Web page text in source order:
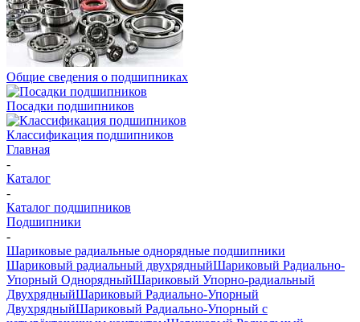
Общие сведения о подшипниках
Посадки подшипников
Классификация подшипников
Главная
-
Каталог
-
Каталог подшипников
Подшипники
-
Шариковые радиальные однорядные подшипники
Шариковый радиальный двухрядныйШариковый Радиально-
Упорный ОднорядныйШариковый Упорно-радиальный
ДвухрядныйШариковый Радиально-Упорный
ДвухрядныйШариковый Радиально-Упорный с